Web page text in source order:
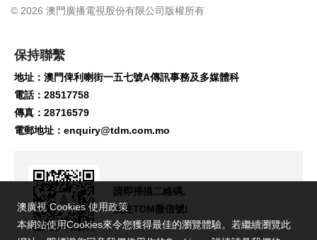
© 2026 澳門廣播電視股份有限公司版權所有
保持聯繫
地址：澳門俾利喇街一五七號A傳訊事務及多媒體科
電話：28517758
傳真：28716579
電郵地址： enquiry@tdm.com.mo
請即掃描二維碼,
關注TDM微信號!
澳廣視 Cookies 使用政策
本網站使用Cookies來令您獲得最佳的瀏覽體驗。若繼續瀏覽此